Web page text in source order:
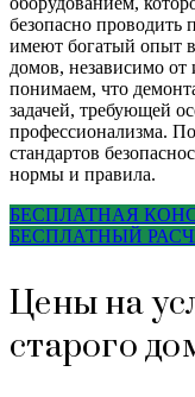
безопасно
имеют богатый опыт
домов, независимо
понимаем, что
задачей, требующей
профессионализма.
стандартов
нормы и правила.
БЕСПЛАТНАЯ
БЕСПЛАТНЫЙ
Цены на
старого